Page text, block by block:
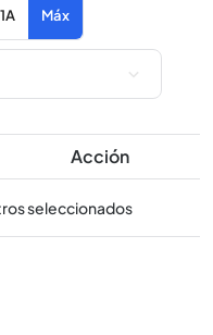
1A Máx
Acción
seleccionados